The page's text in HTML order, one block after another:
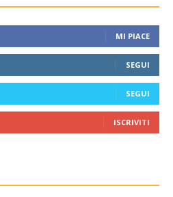
MI PIACE
SEGUI
SEGUI
ISCRIVITI